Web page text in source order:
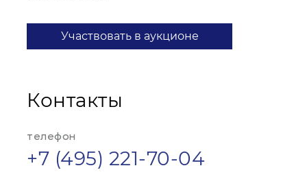
Участвовать в аукционе
Контакты
телефон
+7 (495) 221-70-04